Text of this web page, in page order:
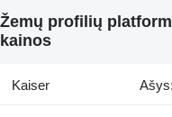
Žemų profilių
kainos
Kaiser